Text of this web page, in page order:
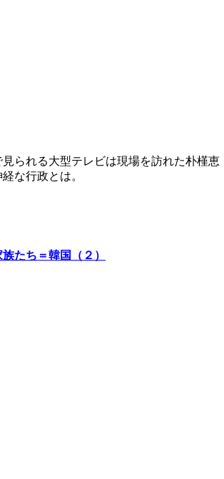
られる大型テレビは現場を訪れた朴槿
な行政とは。
たち＝韓国（２）